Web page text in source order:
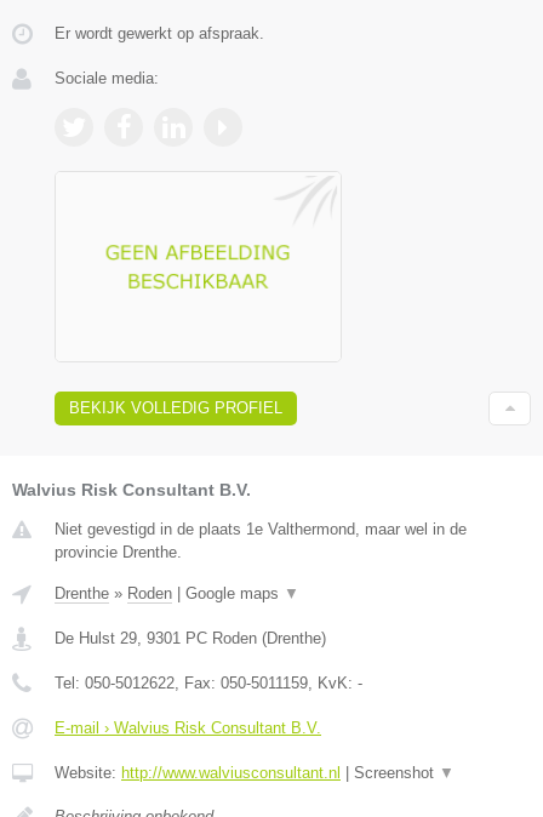
Er wordt gewerkt op afspraak.
Sociale media:
BEKIJK VOLLEDIG PROFIEL
Walvius Risk Consultant B.V.
Niet gevestigd in de plaats 1e Valthermond, maar wel in de
provincie Drenthe.
Drenthe » Roden Google maps ▼
De Hulst 29, 9301 PC Roden (Drenthe)
Tel: 050-5012622, Fax: 050-5011159, KvK: -
E-mail › Walvius Risk Consultant B.V.
Website: http://www.walviusconsultant.nl Screenshot ▼